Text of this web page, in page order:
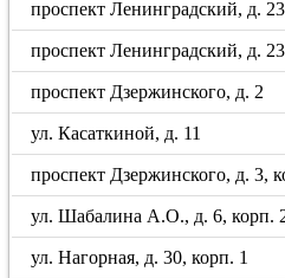
проспект Ленинградский, д.
проспект Ленинградский, д.
проспект Дзержинского, д. 2
ул. Касаткиной, д. 11
проспект Дзержинского, д. 3,
ул. Шабалина А.О., д. 6, корп.
ул. Нагорная, д. 30, корп. 1